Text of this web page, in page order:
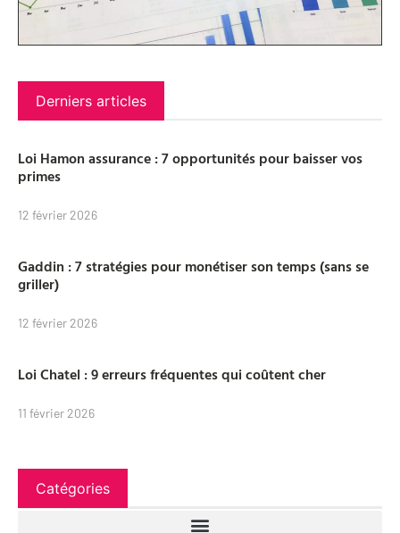
Derniers articles
Loi Hamon assurance : 7 opportunités pour baisser vos
primes
12 février 2026
Gaddin : 7 stratégies pour monétiser son temps (sans se
griller)
12 février 2026
Loi Chatel : 9 erreurs fréquentes qui coûtent cher
11 février 2026
Catégories